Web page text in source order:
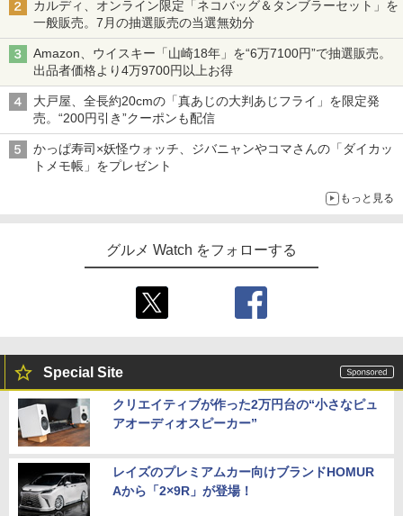
カルディ、オンライン限定「ネコバッグ＆タンブラーセット」を
一般販売。7月の抽選販売の当選無効分
Amazon、ウイスキー「山崎18年」を“6万7100円”で抽選販売。
出品者価格より4万9700円以上お得
大戸屋、全長約20cmの「真あじの大判あじフライ」を限定発
売。“200円引き”クーポンも配信
かっぱ寿司×妖怪ウォッチ、ジバニャンやコマさんの「ダイカッ
トメモ帳」をプレゼント
もっと見る
グルメ Watch をフォローする
Special Site
クリエイティブが作った2万円台の“小さなピュ
アオーディオスピーカー”
レイズのプレミアムカー向けブランドHOMUR
Aから「2×9R」が登場！